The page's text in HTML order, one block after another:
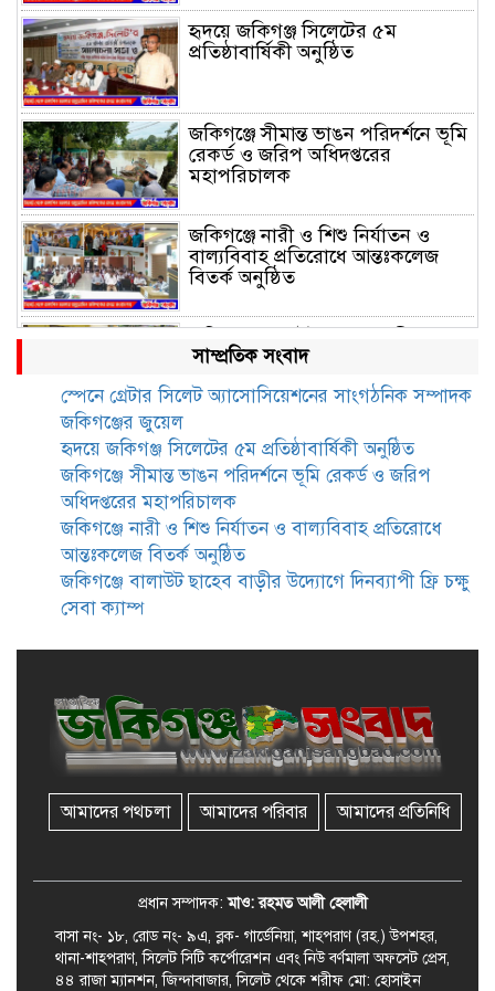
হৃদয়ে জকিগঞ্জ সিলেটের ৫ম
প্রতিষ্ঠাবার্ষিকী অনুষ্ঠিত
জকিগঞ্জে সীমান্ত ভাঙন পরিদর্শনে ভূমি
রেকর্ড ও জরিপ অধিদপ্তরের
মহাপরিচালক
জকিগঞ্জে নারী ও শিশু নির্যাতন ও
বাল্যবিবাহ প্রতিরোধে আন্তঃকলেজ
বিতর্ক অনুষ্ঠিত
উদ্যোগে দিনব্যাপী ফ্রি চক্ষু সেবা ক্যাম্প
জকিগঞ্জে সাজাপ্রাপ্ত আসামিসহ
গ্রেফতার ২
রেলপথে যুক্ত হবে জকিগঞ্জ-কানাইঘাট,
শুরু হচ্ছে সম্ভাব্যতা সমীক্ষা
সাবেক এমপি হাফিজ আহমদ
ভাতা পেতে টাকা লাগে না, জকিগঞ্জে
সমাজসেবা কর্মকর্তার গুরুত্বপূর্ণ বার্তা
সাম্প্রতিক সংবাদ
স্পেনে গ্রেটার সিলেট অ্যাসোসিয়েশনের সাংগঠনিক সম্পাদক
জকিগঞ্জের জুয়েল
হৃদয়ে জকিগঞ্জ সিলেটের ৫ম প্রতিষ্ঠাবার্ষিকী অনুষ্ঠিত
জকিগঞ্জে সীমান্ত ভাঙন পরিদর্শনে ভূমি রেকর্ড ও জরিপ
অধিদপ্তরের মহাপরিচালক
জকিগঞ্জে নারী ও শিশু নির্যাতন ও বাল্যবিবাহ প্রতিরোধে
আন্তঃকলেজ বিতর্ক অনুষ্ঠিত
জকিগঞ্জে বালাউট ছাহেব বাড়ীর উদ্যোগে দিনব্যাপী ফ্রি চক্ষু
সেবা ক্যাম্প
আমাদের পথচলা আমাদের পরিবার আমাদের প্রতিনিধি
প্রধান সম্পাদক:মাও: রহমত আলী হেলালী
বাসা নং- ১৮, রোড নং- ৯এ, ব্লক- গার্ডেনিয়া, শাহপরাণ (রহ.) উপশহর,
থানা-শাহপরাণ, সিলেট সিটি কর্পোরেশন এবং নিউ বর্ণমালা অফসেট প্রেস,
৪৪ রাজা ম্যানশন, জিন্দাবাজার, সিলেট থেকে শরীফ মো: হোসাইন